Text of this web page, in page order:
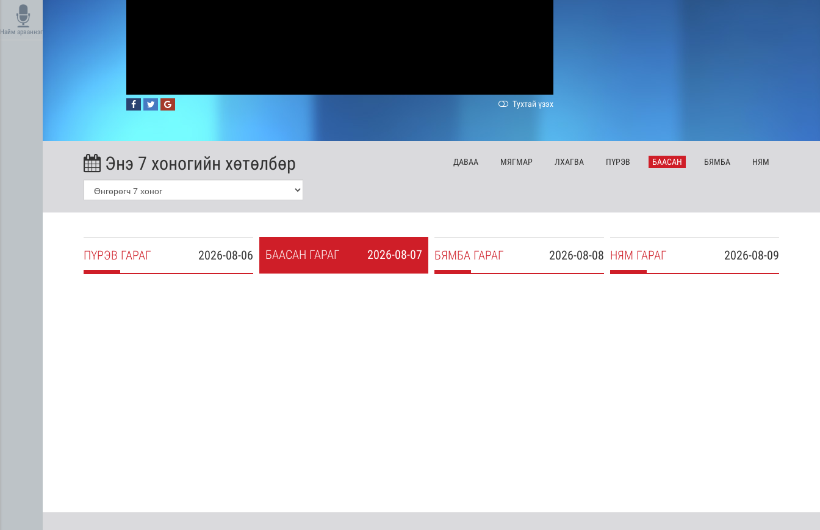
Найм арваннэг
Тухтай үзэх
Энэ 7 хоногийн хөтөлбөр ДАВАА МЯГМАР ЛХАГВА ПҮРЭВ БААСАН БЯМБА НЯМ
2026-08-06
ПҮРЭВ ГАРАГ 2026-08-07
БААСАН ГАРАГ 2026-08-08
БЯМБА ГАРАГ 2026-08-09
НЯМ ГАРАГ